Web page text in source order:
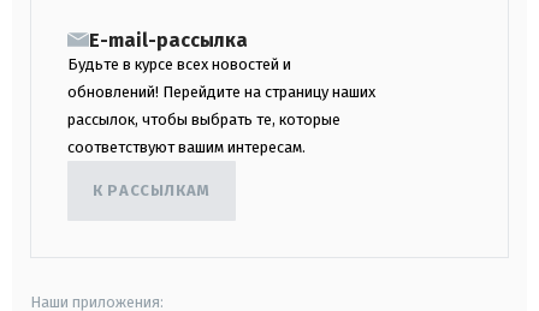
E-mail-рассылка
Будьте в курсе всех новостей и
обновлений! Перейдите на страницу наших
рассылок, чтобы выбрать те, которые
соответствуют вашим интересам.
К РАССЫЛКАМ
Наши приложения: